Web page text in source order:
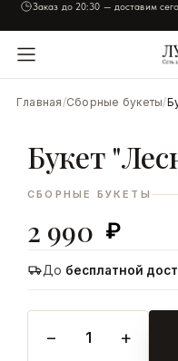
Заказ до 20:30 — доставим
Главная/Сборные букеты/
Букет
СБОРНЫЕ БУКЕТЫ
2 990 ₽
До бесплатной
− 1 +